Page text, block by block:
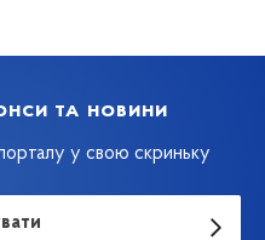
та новини
у свою скриньку